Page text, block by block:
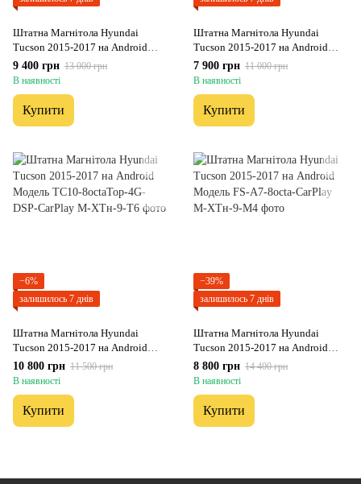
Штатна Магнітола Hyundai
Tucson 2015-2017 на Android
Модель XYAuto-5760-8octa-4G-
DSP-CarPlay
9 400 грн 13 000 грн
В наявності
Купити
Штатна Магнітола Hyundai
Tucson 2015-2017 на Android
Модель XYAuto-7212-8octa-
CarPlay
7 900 грн 11 000 грн
В наявності
Купити
−6%
залишилось 7 днів
Штатна Магнітола Hyundai
Tucson 2015-2017 на Android
Модель ТС10-8octaTop-4G-DSP-
CarPlay
10 800 грн 11 500 грн
В наявності
Купити
−39%
залишилось 7 днів
Штатна Магнітола Hyundai
Tucson 2015-2017 на Android
Модель FS-A7-8octa-CarPlay
8 800 грн 14 400 грн
В наявності
Купити